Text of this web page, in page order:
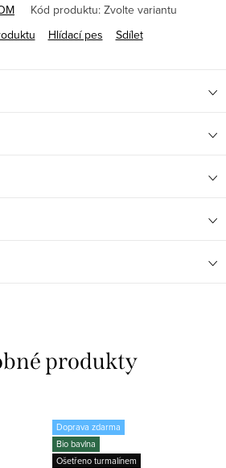
Kód produktu: Zvolte variantu
Hlídací pes Sdílet
Doprava zdarma
Bio bavlna
Ošetřeno turmalínem